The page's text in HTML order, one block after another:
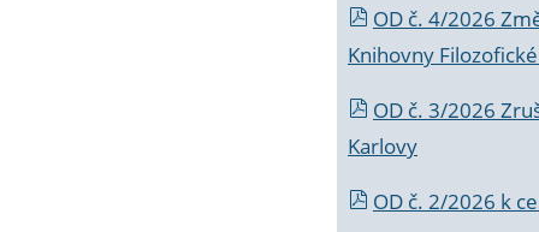
OD č. 4/2026
Knihovny
OD č. 3/2026
Karlovy
OD č. 2/2026 k